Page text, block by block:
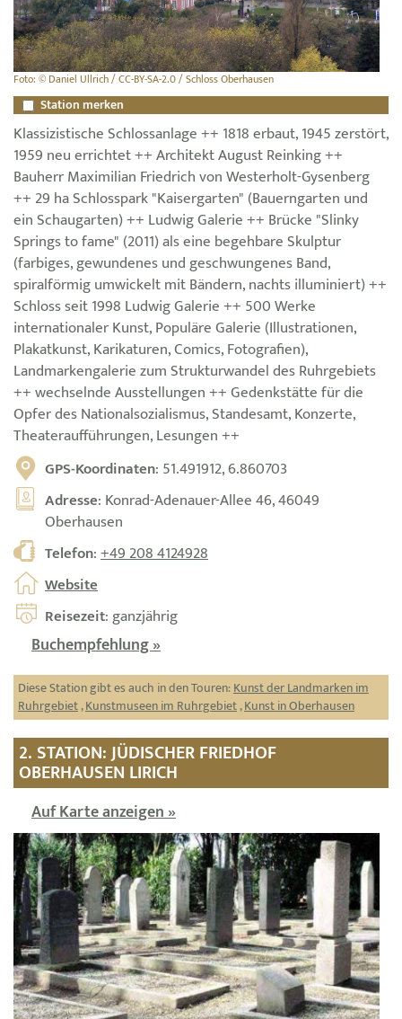
Foto: © Daniel Ullrich / CC-BY-SA-2.0 / Schloss Oberhausen
Station merken
Klassizistische Schlossanlage ++ 1818 erbaut, 1945 zerstört,
1959 neu errichtet ++ Architekt August Reinking ++
Bauherr Maximilian Friedrich von Westerholt-Gysenberg
++ 29 ha Schlosspark "Kaisergarten" (Bauerngarten und
ein Schaugarten) ++ Ludwig Galerie ++ Brücke "Slinky
Springs to fame" (2011) als eine begehbare Skulptur
(farbiges, gewundenes und geschwungenes Band,
spiralförmig umwickelt mit Bändern, nachts illuminiert) ++
Schloss seit 1998 Ludwig Galerie ++ 500 Werke
internationaler Kunst, Populäre Galerie (Illustrationen,
Plakatkunst, Karikaturen, Comics, Fotografien),
Landmarkengalerie zum Strukturwandel des Ruhrgebiets
++ wechselnde Ausstellungen ++ Gedenkstätte für die
Opfer des Nationalsozialismus, Standesamt, Konzerte,
Theateraufführungen, Lesungen ++
GPS-Koordinaten: 51.491912, 6.860703
Adresse: Konrad-Adenauer-Allee 46, 46049
Oberhausen
Telefon:+49 208 4124928
Website
Reisezeit: ganzjährig
Buchempfehlung »
Diese Station gibt es auch in den Touren:Kunst der Landmarken im
Ruhrgebiet,Kunstmuseen im Ruhrgebiet,Kunst in Oberhausen
2. STATION: JÜDISCHER FRIEDHOF
OBERHAUSEN LIRICH
Auf Karte anzeigen »